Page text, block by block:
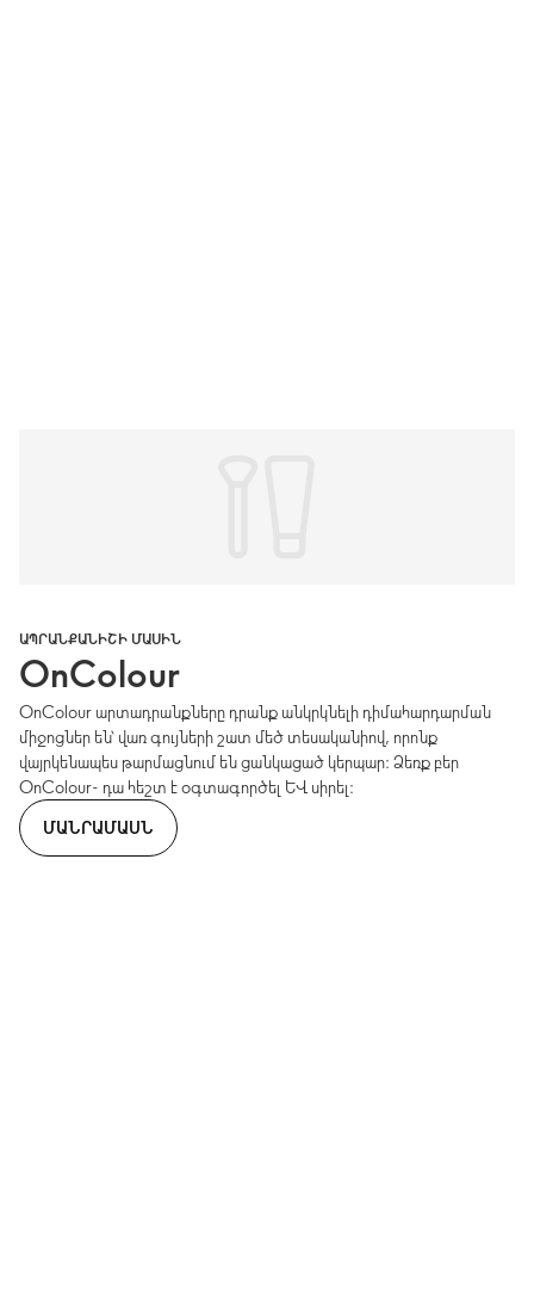
ԱՊՐԱՆՔԱՆԻՇԻ ՄԱՍԻՆ
OnColour
OnColour արտադրանքները դրանք անկրկնելի դիմահարդարման
միջոցներ են՝ վառ գույների շատ մեծ տեսականիով, որոնք
վայրկենապես թարմացնում են ցանկացած կերպար։ Ձեռք բեր
OnColour- դա հեշտ է օգտագործել և սիրել։
ՄԱՆՐԱՄԱՍՆ